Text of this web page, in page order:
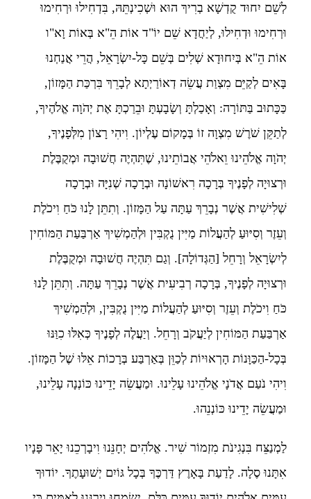
לְשֵׁם יִחוּד קֻדְשָׁא בְרִיךְ הוּא וּשְׁכִינְתֵּהּ, בִּדְחִילוּ וּרְחִימוּ
וּרְחִימוּ וּדְחִילוּ, לְיַחֲדָא שֵׁם יוֹ"ד אוֹת הֵ"א בְּאוֹת וָא"ו
אוֹת הֵ"א בְּיִחוּדָא שְׁלִים בְּשֵׁם כָּל-יִשְׂרָאֵל, הֲרֵי אֲנַחְנוּ
בָּאִים לְקַיֵּם מִצְוַת עֲשֵׂה דְאוֹרַיְתָא לְבָרֵךְ בִּרְכַּת הַמָּזוֹן,
כַּכָּתוּב בַּתּוֹרָה: וְאָכַלְתָּ וְשָׂבָעְתָּ וּבֵרַכְתָּ אֶת יְהֹוָה אֱלֹהֶיךָ,
לְתַקֵּן שֹׁרֶשׁ מִצְוָה זוֹ בְּמָקוֹם עֶלְיוֹן. וִיהִי רָצוֹן מִלְּפָנֶיךָ,
יְהֹוָה אֱלֹהֵינוּ וֵאלֹהֵי אֲבוֹתֵינוּ, שֶׁתִּהְיֶה חֲשׁוּבָה וּמְקֻבֶּלֶת
וּרְצוּיָה לְפָנֶיךָ בְּרָכָה רִאשׁוֹנָה וּבְרָכָה שְׁנִיָּה וּבְרָכָה
שְׁלִישִׁית אֲשֶׁר נְבָרֵךְ עַתָּה עַל הַמָּזוֹן. וְתִתֵּן לָנוּ כֹּחַ וִיכֹלֶת
וְעֵזֶר וְסִיּוּעַ לְהַעֲלוֹת מַיִּין נֻקְבִּין וּלְהַמְשִׁיךְ אַרְבַּעַת הַמּוֹחִין
לְיִשְׂרָאֵל וְרָחֵל [הַגְּדוֹלָה]. וְגַם תִּהְיֶה חֲשׁוּבָה וּמְקֻבֶּלֶת
וּרְצוּיָה לְפָנֶיךָ, בְּרָכָה רְבִיעִית אֲשֶׁר נְבָרֵךְ עַתָּה. וְתִתֵּן לָנוּ
כֹּחַ וִיכֹלֶת וְעֵזֶר וְסִיּוּעַ לְהַעֲלוֹת מַיִּין נֻקְבִּין, וּלְהַמְשִׁיךְ
אַרְבַּעַת הַמּוֹחִין לְיַעֲקֹב וְרָחֵל. וְיַעֲלֶה לְפָנֶיךָ כְּאִלּוּ כִוַּנּוּ
בְּכָל-הַכַּוָּנוֹת הָרְאוּיוֹת לְכַוֵּן בְּאַרְבַּע בְּרָכוֹת אֵלּוּ שֶׁל הַמָּזוֹן.
וִיהִי נֹעַם אֲדֹנָי אֱלֹהֵינוּ עָלֵינוּ. וּמַעֲשֵׂה יָדֵינוּ כּוֹנְנָה עָלֵינוּ,
וּמַעֲשֵׂה יָדֵינוּ כּוֹנְנֵהוּ.
לַמְנַצֵּח בִּנְגִינֹת מִזְמוֹר שִׁיר. אֱלֹהִים יְחָנֵּנוּ וִיבָרְכֵנוּ יָאֵר פָּנָיו
אִתָּנוּ סֶלָה. לָדַעַת בָּאָרֶץ דַּרְכֶּךָ בְּכָל גּוֹיִם יְשׁוּעָתֶךָ. יוֹדוּךָ